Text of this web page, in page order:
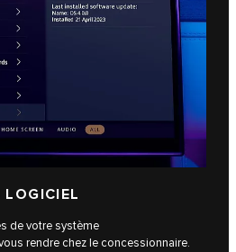
LOGICIEL
de votre système
rendre chez le concessionnaire.